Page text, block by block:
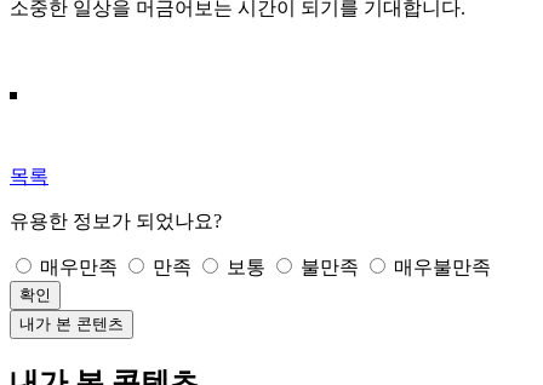
소중한 일상을 머금어보는 시간이 되기를 기대합니다.
목록
유용한 정보가 되었나요?
매우만족 만족 보통 불만족 매우불만족
확인
내가 본 콘텐츠